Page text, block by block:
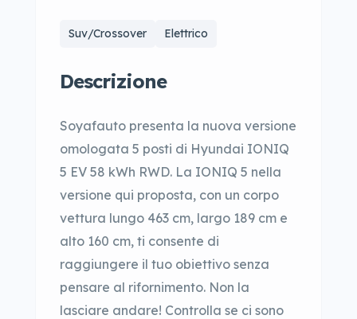
Suv/Crossover Elettrico
Descrizione
Soyafauto presenta la nuova versione
omologata 5 posti di Hyundai IONIQ
5 EV 58 kWh RWD. La IONIQ 5 nella
versione qui proposta, con un corpo
vettura lungo 463 cm, largo 189 cm e
alto 160 cm, ti consente di
raggiungere il tuo obiettivo senza
pensare al rifornimento. Non la
lasciare andare! Controlla se ci sono